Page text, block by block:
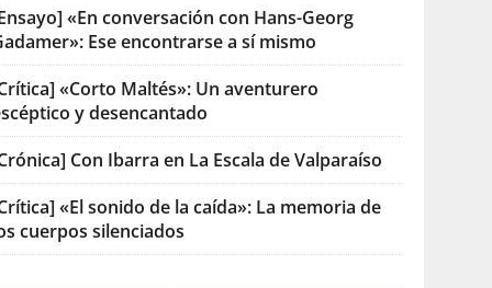
«En conversación con Hans-Georg
Ese encontrarse a sí mismo
«Corto Maltés»: Un aventurero
y desencantado
Con Ibarra en La Escala de Valparaíso
«El sonido de la caída»: La memoria de
cuerpos silenciados